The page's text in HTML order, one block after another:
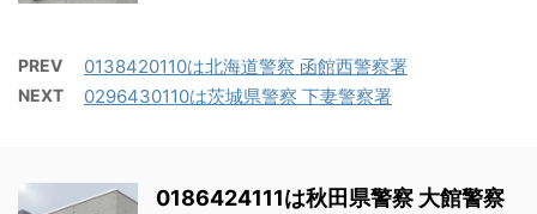
PREV 0138420110は北海道警察 函館西警察署
NEXT 0296430110は茨城県警察 下妻警察署
0186424111は秋田県警察 大館警察